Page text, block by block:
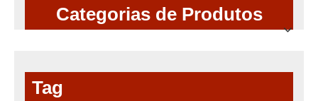
Categorias de Produtos
Tag